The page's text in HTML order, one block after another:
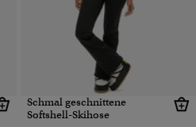
Schmal geschnittene
Softshell-Skihose